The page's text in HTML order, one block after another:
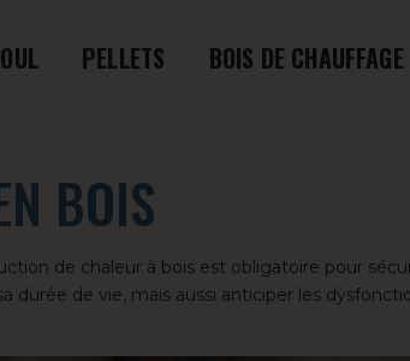
PELLETS BOIS DE CHAUFFAGE
BOIS
de chaleur à bois est obligatoire pour
de vie, mais aussi anticiper les